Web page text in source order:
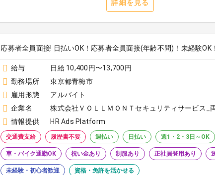
詳細を見る
応募者全員面接! 日払いOK！応募者全員面接(年齢不問)！未経験OK
給与
日給 10,400円〜13,700円
勤務場所
東京都青梅市
雇用形態
アルバイト
企業名
株式会社ＶＯＬＬＭＯＮＴセキュリティサービス_
情報提供
HR Ads Platform
交通費支給 履歴書不要 週払い 日払い 週1・2・3日～OK
車・バイク通勤OK 祝い金あり 制服あり 正社員登用あり
未経験・初心者歓迎 資格・免許を活かせる